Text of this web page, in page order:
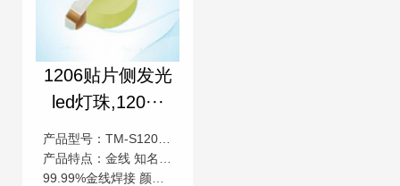
1206贴片侧发光
led灯珠,120···
产品特点：金线 知名芯片 低压直流
99.99%金线焊接 颜色一致性高 低压直流操作